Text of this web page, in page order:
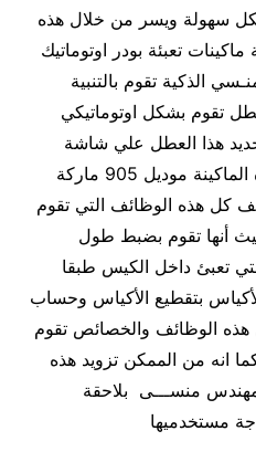
سهولة ويسر من خلال هذه
تعبئة بودر اوتوماتيك
منـسي الذكية تقوم بالتنبية
تقوم بشكل اوتوماتيكي
هذا العطل علي شاشة
التحكم الآليكترونية . تقوم هذه الماكينة موديل 905 ماركة
كل هذه الوظائف التي تقوم
حيث أنها تقوم بضبط طول
تعبئ داخل الكيس طبقا
بتقطيع الأكياس وحساب
هذه الوظائف والخصائص تقوم
انه من الممكن تزويد هذه
905 ماركة المهندس منســـى بلاحقة
مستخدميها